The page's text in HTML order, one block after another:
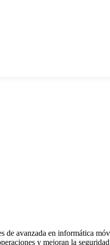
avanzada en informática
y mejoran la